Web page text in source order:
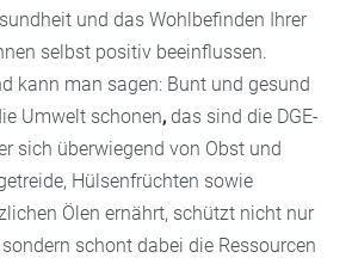
und das Wohlbefinden Ihrer
selbst positiv beeinflussen.
kann man sagen: Bunt und gesund
Umwelt schonen, das sind die DGE-
sich überwiegend von Obst und
Hülsenfrüchten sowie
Ölen ernährt, schützt nicht nur
schont dabei die Ressourcen